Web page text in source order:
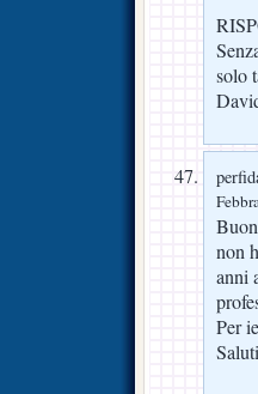
solo
non
anni
Per